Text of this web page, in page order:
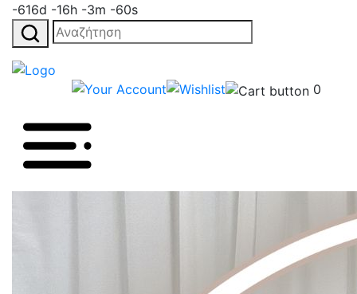
-616d -16h -3m -60s
Αναζήτηση
για:
0